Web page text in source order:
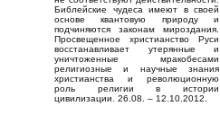
Библейские чудеса имеют в своей
основе квантовую природу и
подчиняются законам мироздания.
Просвещенное христианство Руси
восстанавливает утерянные и
уничтоженные мракобесами
религиозные и научные знания
христианства и революционную
роль религии в истории
цивилизации. 26.08. – 12.10.2012.